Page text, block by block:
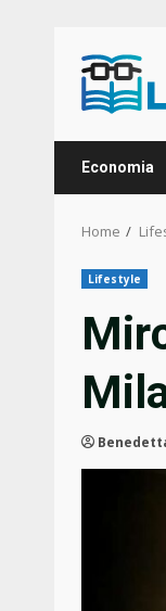
content
Economia
Home
Lifestyle